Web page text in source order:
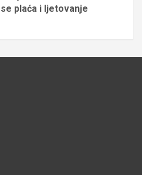
plaća i ljetovanje